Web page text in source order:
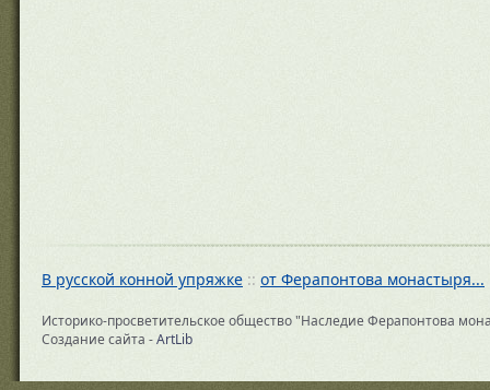
В русской конной упряжке :: от Ферапонтова монастыря...
Историко-просветительское общество "Наследие Ферапонтова
Создание сайта -ArtLib